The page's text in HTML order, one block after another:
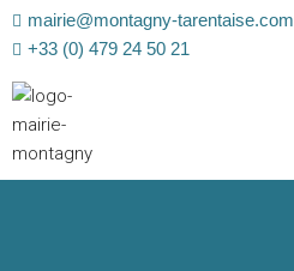
mairie@montagny-tarentaise.com
+33 (0) 479 24 50 21